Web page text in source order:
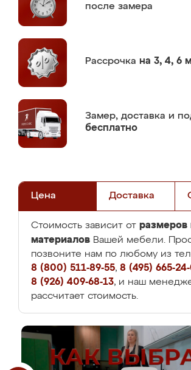
после замера
Рассрочка на 3, 4, 6
Замер, доставка и
бесплатно
Цена Доставка
Стоимость зависит от размеров
материалов Вашей мебели.
позвоните нам по любому из
8 (800) 511-89-55, 8 (495) 665-
8 (926) 409-68-13, и наш
рассчитает стоимость.